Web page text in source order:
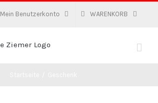
Mein Benutzerkonto WARENKORB